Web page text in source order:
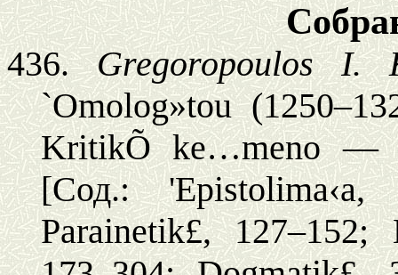
436.Gregoropoulos
I.
`Omolog»tou (
KritikÕ ke…meno
[Сод.:
Parainetik£,127–152;